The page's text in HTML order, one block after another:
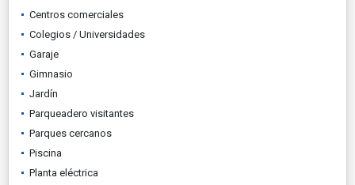
Centros comerciales
Colegios / Universidades
Garaje
Gimnasio
Jardín
Parqueadero visitantes
Parques cercanos
Piscina
Planta eléctrica